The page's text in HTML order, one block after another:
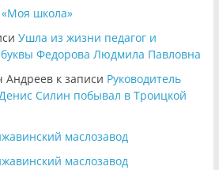
школа»
Ушла из жизни педагог и
Федорова Людмила Павловна
Андреевк записи Руководитель
Силин побывал в Троицкой
маслозавод
маслозавод